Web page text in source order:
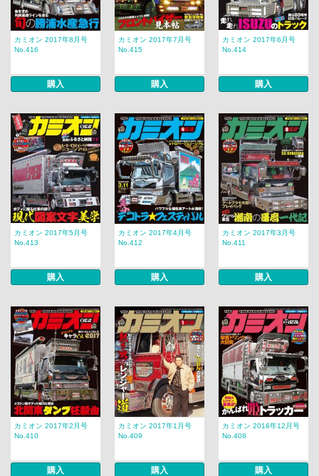
カミオン 2017年8月号
No.416
購入
カミオン 2017年7月号
No.415
購入
カミオン 2017年6月号
No.414
購入
カミオン 2017年5月号
No.413
購入
カミオン 2017年4月号
No.412
購入
カミオン 2017年3月号
No.411
購入
カミオン 2017年2月号
No.410
購入
カミオン 2017年1月号
No.409
購入
カミオン 2016年12月号
No.408
購入